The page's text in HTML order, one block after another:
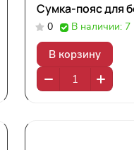
Сумка-пояс для
0 В наличии: 7
В корзину